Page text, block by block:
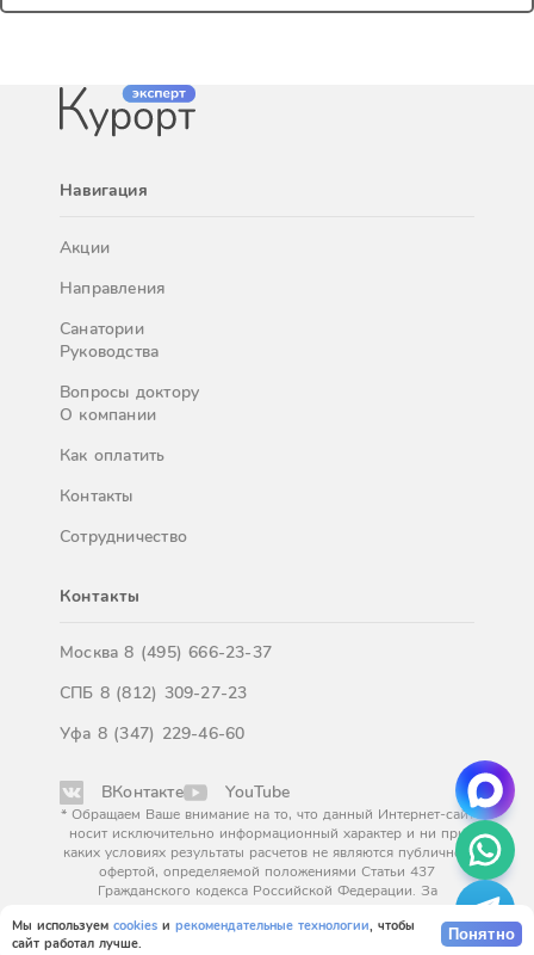
Мы используем cookies и рекомендательные технологии, чтобы
сайт работал лучше.
Понятно
Навигация
Акции
Направления
Санатории
Руководства
Вопросы доктору
О компании
Как оплатить
Контакты
Сотрудничество
Контакты
Москва8 (495) 666-23-37
СПБ 8 (812) 309-27-23
Уфа 8 (347) 229-46-60
ВКонтакте YouTube
* Обращаем Ваше внимание на то, что данный Интернет-сайт
носит исключительно информационный характер и ни при
каких условиях результаты расчетов не являются публичной
офертой, определяемой положениями Статьи 437
Гражданского кодекса Российской Федерации. За
окончательным расчетом обращайтесь к нашим менеджерам.